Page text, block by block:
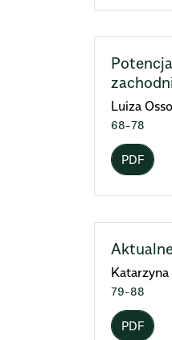
Luiza
68-78
PDF
79-88
PDF